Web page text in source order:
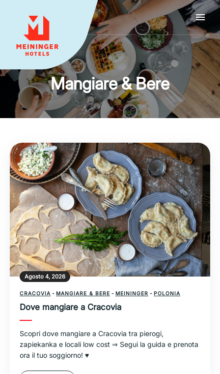
MEININGER HOTELS
Mangiare & Bere
Agosto 4, 2026
CRACOVIA - MANGIARE & BERE - MEININGER - POLONIA
Dove mangiare a Cracovia
Scopri dove mangiare a Cracovia tra pierogi,
zapiekanka e locali low cost ⇒ Segui la guida e prenota
ora il tuo soggiorno! ♥